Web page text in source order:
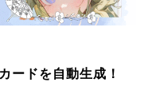
ードを自動生成！